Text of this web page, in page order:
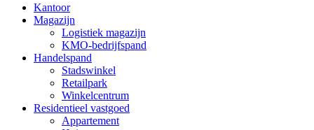
Kantoor
Magazijn
Logistiek magazijn
KMO-bedrijfspand
Handelspand
Stadswinkel
Retailpark
Winkelcentrum
Residentieel vastgoed
Appartement